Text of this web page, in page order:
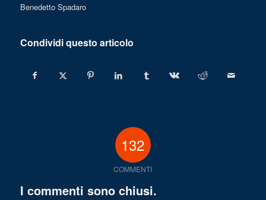
Benedetto Spadaro
Condividi questo articolo
132
COMMENTI
I commenti sono chiusi.